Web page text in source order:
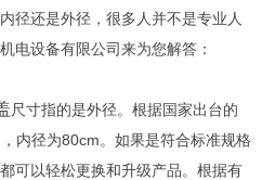
径还是外径，很多人并不是专业人
电设备有限公司来为您解答：
尺寸指的是外径。根据国家出台的
内径为80cm。如果是符合标准规格
可以轻松更换和升级产品。根据有